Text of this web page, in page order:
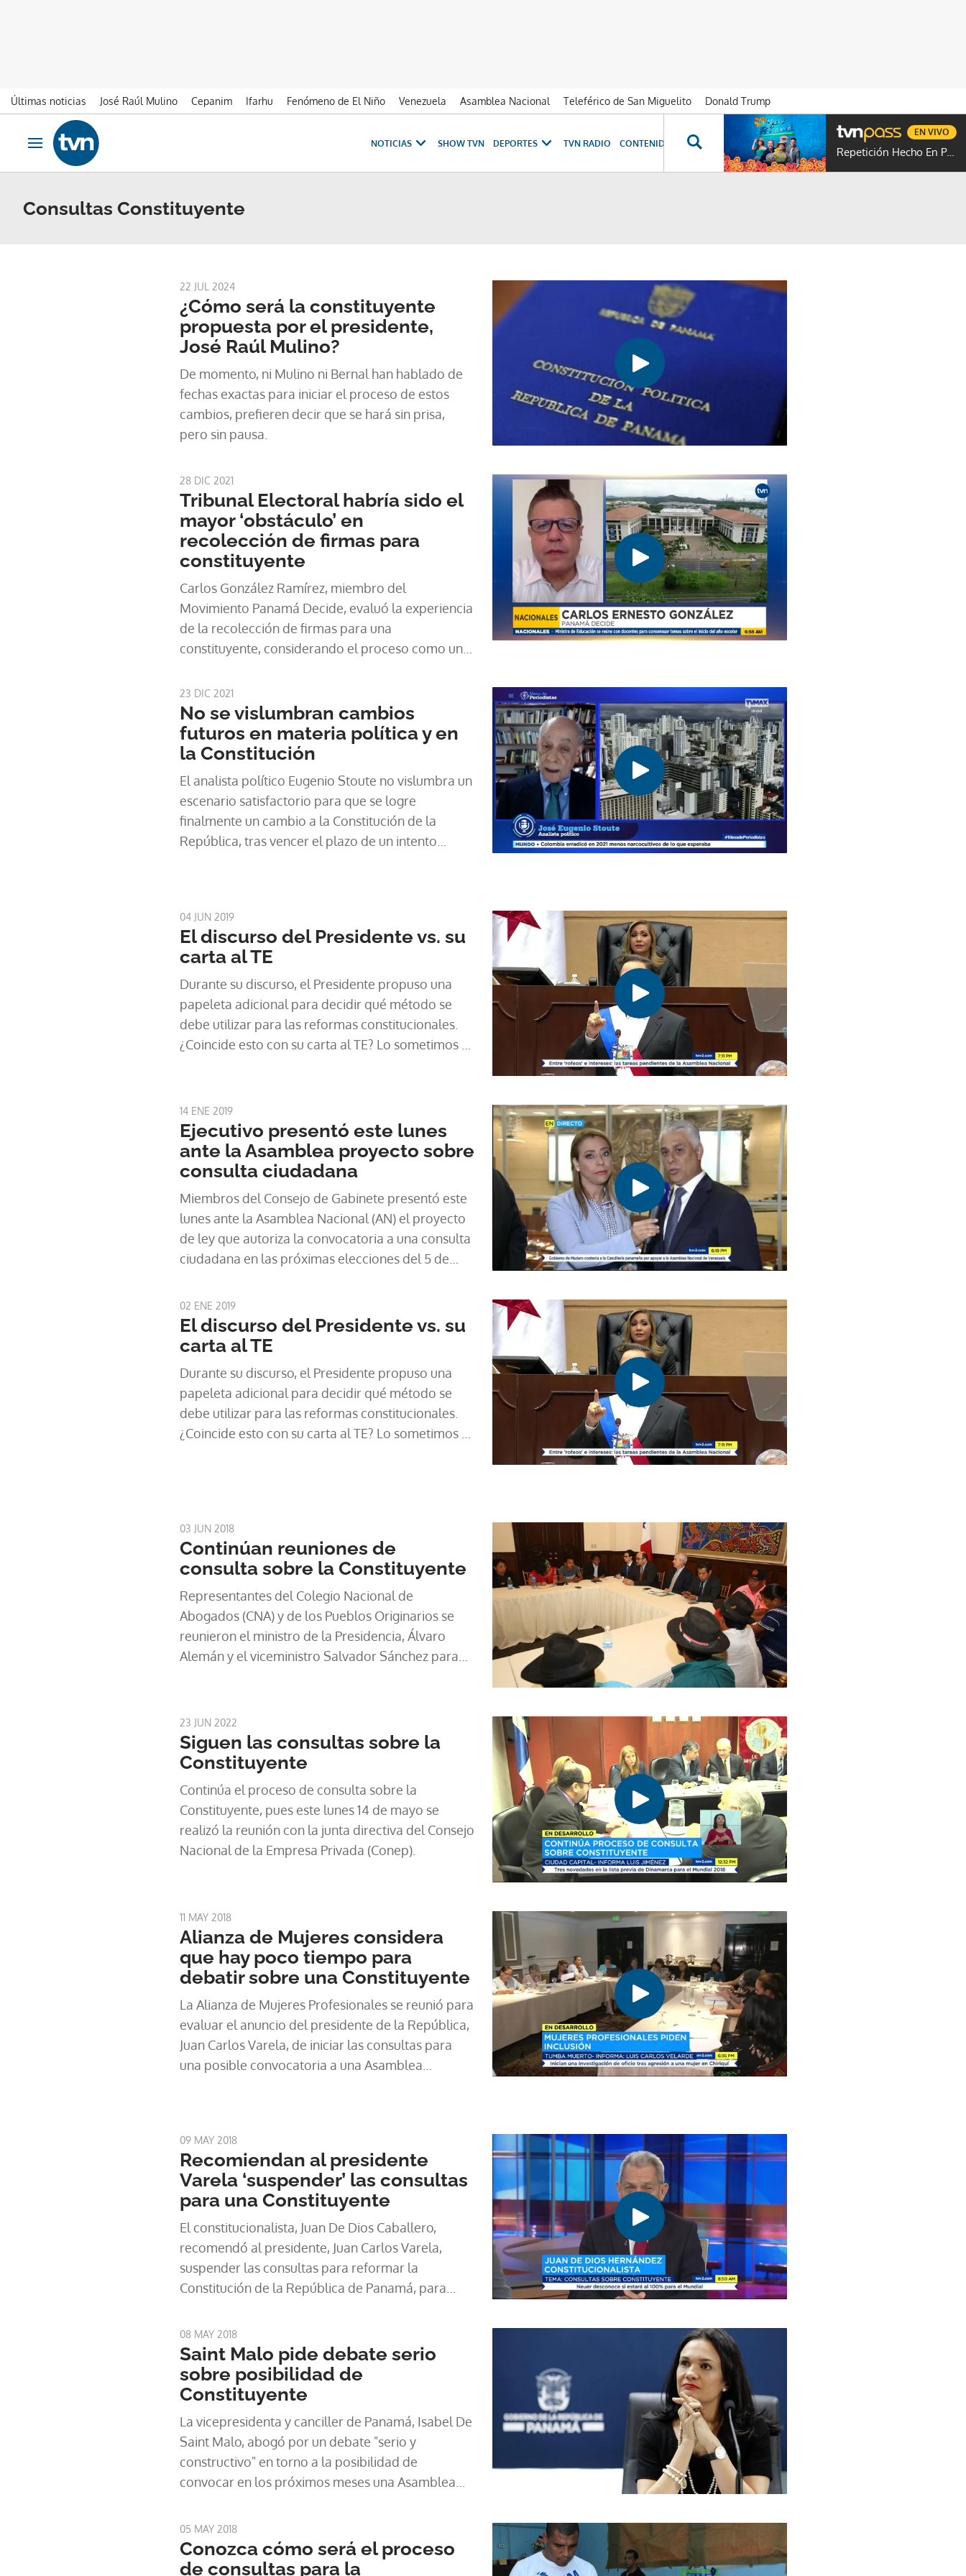
Últimas noticias José Raúl Mulino Cepanim Ifarhu Fenómeno de El Niño Venezuela Asamblea Nacional Teleférico de San Miguelito
Donald Trump
Ir al contenido
Obrir navegació
NOTICIAS SHOW TVN DEPORTES TVN RADIO CONTENIDOS ESPECIALES NOVELAS PROGRAMAS GENTE TVN
Repetición Hecho En Panamá
EN VIVO
Consultas Constituyente
22 JUL 2024
¿Cómo será la constituyente
propuesta por el presidente,
José Raúl Mulino?
De momento, ni Mulino ni Bernal han hablado de
fechas exactas para iniciar el proceso de estos
cambios, prefieren decir que se hará sin prisa,
pero sin pausa.
28 DIC 2021
Tribunal Electoral habría sido el
mayor ‘obstáculo’ en
recolección de firmas para
constituyente
Carlos González Ramírez, miembro del
Movimiento Panamá Decide, evaluó la experiencia
de la recolección de firmas para una
constituyente, considerando el proceso como una
en donde el Tribunal Electoral resultó ser el más
grande obstáculo.
23 DIC 2021
No se vislumbran cambios
futuros en materia política y en
la Constitución
El analista político Eugenio Stoute no vislumbra un
escenario satisfactorio para que se logre
finalmente un cambio a la Constitución de la
República, tras vencer el plazo de un intento
04 JUN 2019
El discurso del Presidente vs. su
carta al TE
Durante su discurso, el Presidente propuso una
papeleta adicional para decidir qué método se
debe utilizar para las reformas constitucionales.
¿Coincide esto con su carta al TE? Lo sometimos al
14 ENE 2019
Ejecutivo presentó este lunes
ante la Asamblea proyecto sobre
consulta ciudadana
Miembros del Consejo de Gabinete presentó este
lunes ante la Asamblea Nacional (AN) el proyecto
de ley que autoriza la convocatoria a una consulta
ciudadana en las próximas elecciones del 5 de
02 ENE 2019
El discurso del Presidente vs. su
carta al TE
Durante su discurso, el Presidente propuso una
papeleta adicional para decidir qué método se
debe utilizar para las reformas constitucionales.
¿Coincide esto con su carta al TE? Lo sometimos al
03 JUN 2018
Continúan reuniones de
consulta sobre la Constituyente
Representantes del Colegio Nacional de
Abogados (CNA) y de los Pueblos Originarios se
reunieron el ministro de la Presidencia, Álvaro
Alemán y el viceministro Salvador Sánchez para
23 JUN 2022
Siguen las consultas sobre la
Constituyente
Continúa el proceso de consulta sobre la
Constituyente, pues este lunes 14 de mayo se
realizó la reunión con la junta directiva del Consejo
Nacional de la Empresa Privada (Conep).
11 MAY 2018
Alianza de Mujeres considera
que hay poco tiempo para
debatir sobre una Constituyente
La Alianza de Mujeres Profesionales se reunió para
evaluar el anuncio del presidente de la República,
Juan Carlos Varela, de iniciar las consultas para
una posible convocatoria a una Asamblea
09 MAY 2018
Recomiendan al presidente
Varela ‘suspender’ las consultas
para una Constituyente
El constitucionalista, Juan De Dios Caballero,
recomendó al presidente, Juan Carlos Varela,
suspender las consultas para reformar la
Constitución de la República de Panamá, para
08 MAY 2018
Saint Malo pide debate serio
sobre posibilidad de
Constituyente
La vicepresidenta y canciller de Panamá, Isabel De
Saint Malo, abogó por un debate "serio y
constructivo" en torno a la posibilidad de
convocar en los próximos meses una Asamblea
Magna vigente desde 1972.
05 MAY 2018
Conozca cómo será el proceso
de consultas para la